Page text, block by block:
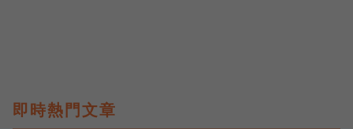
即時熱門文章